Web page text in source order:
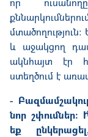
և աջակցող
ակնհայտ էր
ստեղծում է
-
նոր շփումներ։
եք